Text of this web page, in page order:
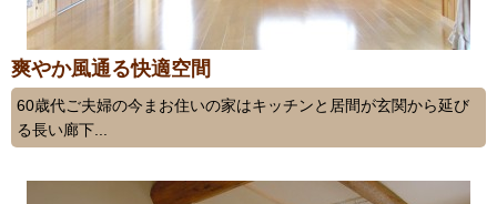
爽やか風通る快適空間
60歳代ご夫婦の今まお住いの家はキッチンと居間が玄関から延び
る長い廊下...